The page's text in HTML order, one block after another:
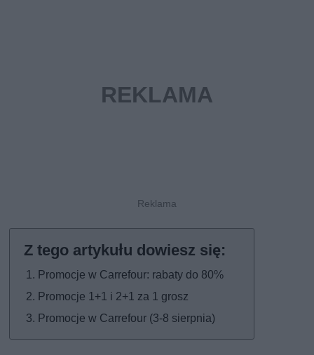
Promocje w Carrefour: rabaty do 80%
Promocje 1+1 i 2+1 za 1 grosz
Promocje w Carrefour (3-8 sierpnia)